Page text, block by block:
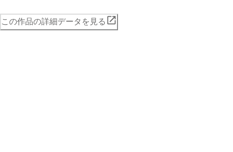
この作品の詳細データを見る